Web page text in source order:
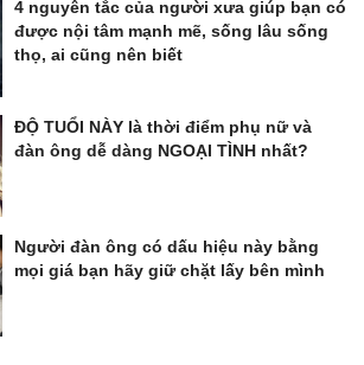
4 nguyên tắc của người xưa giúp bạn có
được nội tâm mạnh mẽ, sống lâu sống
thọ, ai cũng nên biết
ĐỘ TUỔI NÀY là thời điểm phụ nữ và
đàn ông dễ dàng NGOẠI TÌNH nhất?
Người đàn ông có dấu hiệu này bằng
mọi giá bạn hãy giữ chặt lấy bên mình